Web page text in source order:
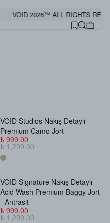
VOID 2026™ ALL RIGHTS
VOID Studios Nakış Detaylı
Premium Camo Jort
₺ 999.00
₺ 1,299.00
VOID Signature Nakış Detaylı
Acid Wash Premium Baggy Jort
- Antrasit
₺ 999.00
₺ 1,299.00